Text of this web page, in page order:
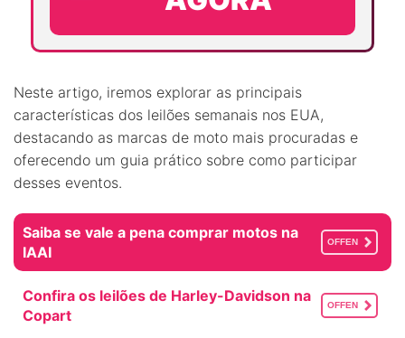
Neste artigo, iremos explorar as principais
características dos leilões semanais nos EUA,
destacando as marcas de moto mais procuradas e
oferecendo um guia prático sobre como participar
desses eventos.
Saiba se vale a pena comprar motos na
IAAI
OFFEN
Confira os leilões de Harley-Davidson na
Copart
OFFEN